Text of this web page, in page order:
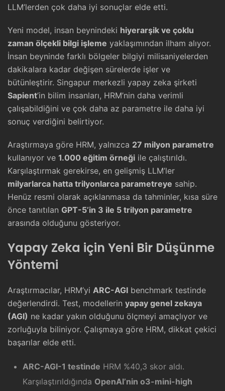
LLM’lerden çok daha iyi sonuçlar elde etti.
Yeni model, insan beynindeki hiyerarşik ve çoklu
zaman ölçekli bilgi işleme yaklaşımından ilham alıyor.
İnsan beyninde farklı bölgeler bilgiyi milisaniyelerden
dakikalara kadar değişen sürelerde işler ve
bütünleştirir. Singapur merkezli yapay zeka şirketi
Sapient’in bilim insanları, HRM’nin daha verimli
çalışabildiğini ve çok daha az parametre ile daha iyi
sonuç verdiğini belirtiyor.
Araştırmaya göre HRM, yalnızca 27 milyon parametre
kullanıyor ve 1.000 eğitim örneği ile çalıştırıldı.
Karşılaştırmak gerekirse, en gelişmiş LLM’ler
milyarlarca hatta trilyonlarca parametreye sahip.
Henüz resmi olarak açıklanmasa da tahminler, kısa süre
önce tanıtılan GPT-5’in 3 ile 5 trilyon parametre
arasında olduğunu gösteriyor.
Yapay Zeka için Yeni Bir Düşünme
Yöntemi
Araştırmacılar, HRM’yi ARC-AGI benchmark testinde
değerlendirdi. Test, modellerin yapay genel zekaya
(AGI) ne kadar yakın olduğunu ölçmeyi amaçlıyor ve
zorluğuyla biliniyor. Çalışmaya göre HRM, dikkat çekici
başarılar elde etti.
ARC-AGI-1 testinde HRM %40,3 skor aldı.
Karşılaştırıldığında OpenAI’nin o3-mini-high